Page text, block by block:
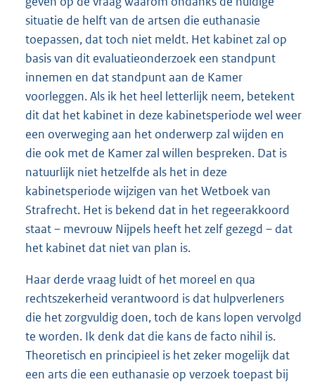
situatie de helft van de artsen die euthanasie
toepassen, dat toch niet meldt. Het kabinet zal op
basis van dit evaluatieonderzoek een standpunt
innemen en dat standpunt aan de Kamer
voorleggen. Als ik het heel letterlijk neem, betekent
dit dat het kabinet in deze kabinetsperiode wel weer
een overweging aan het onderwerp zal wijden en
die ook met de Kamer zal willen bespreken. Dat is
natuurlijk niet hetzelfde als het in deze
kabinetsperiode wijzigen van het Wetboek van
Strafrecht. Het is bekend dat in het regeerakkoord
staat – mevrouw Nijpels heeft het zelf gezegd – dat
het kabinet dat niet van plan is.
Haar derde vraag luidt of het moreel en qua
rechtszekerheid verantwoord is dat hulpverleners
die het zorgvuldig doen, toch de kans lopen vervolgd
te worden. Ik denk dat die kans de facto nihil is.
Theoretisch en principieel is het zeker mogelijk dat
een arts die een euthanasie op verzoek toepast bij